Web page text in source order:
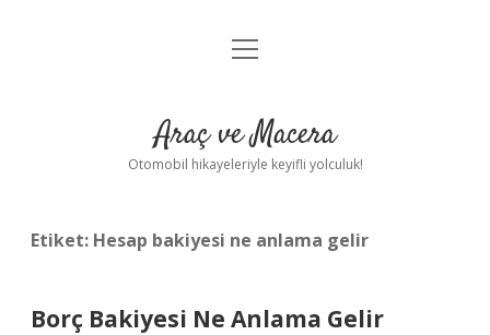
Anasayfa
Yasal Uyarı
menüyü
Araç ve Macera
Otomobil hikayeleriyle keyifli yolculuk!
Etiket: Hesap bakiyesi ne anlama gelir
Borç Bakiyesi Ne Anlama Gelir